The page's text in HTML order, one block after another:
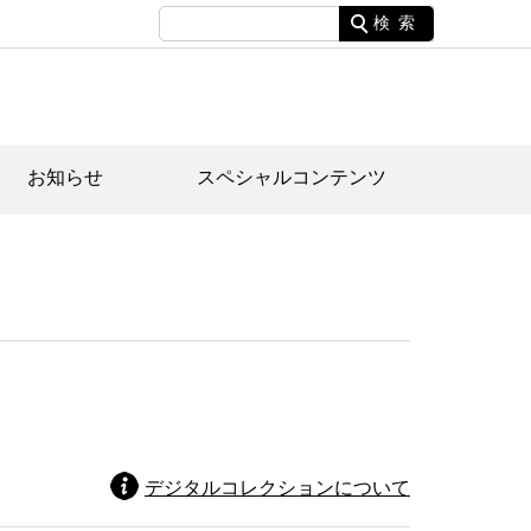
検索
お知らせ スペシャルコンテンツ
デジタルコレクションについて